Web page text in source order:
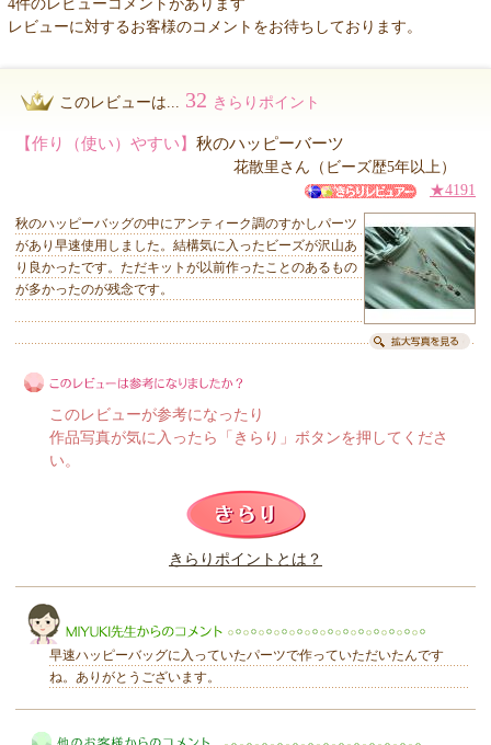
4件のレビューコメントがあります
レビューに対するお客様のコメントをお待ちしております。
このレビューは... 32 きらりポイント
【作り（使い）やすい】 秋のハッピーバーツ
花散里さん（ビーズ歴5年以上）
★4191
秋のハッピーバッグの中にアンティーク調のすかしパーツ
があり早速使用しました。結構気に入ったビーズが沢山あ
り良かったです。ただキットが以前作ったことのあるもの
が多かったのが残念です。
このレビューは参考になりましたか？
このレビューが参考になったり
作品写真が気に入ったら「きらり」ボタンを押してくださ
い。
きらりポイントとは？
早速ハッピーバッグに入っていたパーツで作っていただいたんです
ね。ありがとうございます。